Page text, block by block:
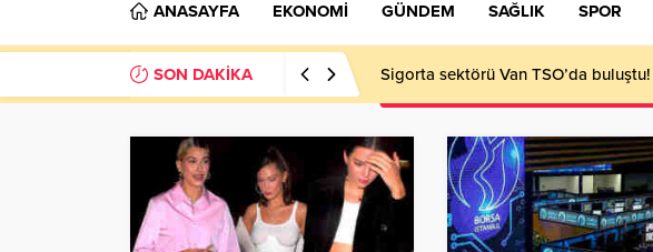
ANASAYFA EKONOMİ GÜNDEM SAĞLIK SPOR
SON DAKİKA Sigorta sektörü Van TSO’da buluştu!